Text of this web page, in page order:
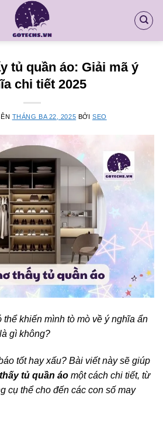
tủ quần áo: Giải mã ý
chi tiết 2025
THÁNG BA 22, 2025 BỞI SEO
thể khiến mình tò mò về ý nghĩa ẩn
gì không?
tốt hay xấu? Bài viết này sẽ giúp
tủ quần áo một cách chi tiết, từ
cụ thể cho đến các con số may